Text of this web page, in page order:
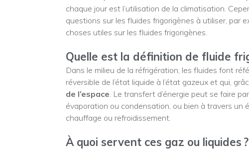
chaque jour est l’utilisation de la climatisation.
questions sur les fluides frigorigènes à utiliser, par
choses utiles sur les fluides frigorigènes.
Quelle est la définition de fluide
Dans le milieu de la réfrigération, les fluides font
réversible de l’état liquide à l’état gazeux et qui,
de l’espace. Le transfert d’énergie peut se faire
évaporation ou condensation, ou bien à travers un
chauffage ou refroidissement.
À quoi servent ces gaz ou liquides ?